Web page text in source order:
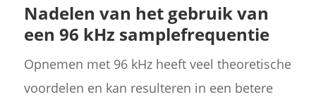
Nadelen van het gebruik van
een 96 kHz samplefrequentie
Opnemen met 96 kHz heeft veel theoretische
voordelen en kan resulteren in een betere